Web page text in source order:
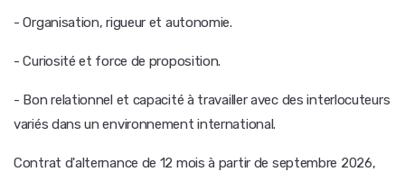
- Organisation, rigueur et autonomie.
- Curiosité et force de proposition.
- Bon relationnel et capacité à travailler avec des interlocuteurs
variés dans un environnement international.
Contrat d'alternance de 12 mois à partir de septembre 2026,